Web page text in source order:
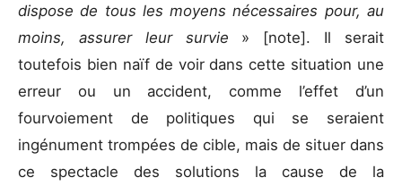
dispose de tous les moyens nécessaires pour, au
moins, assurer leur survie » [note]. Il serait
toutefois bien naïf de voir dans cette situation une
erreur ou un accident, comme l’effet d’un
fourvoiement de politiques qui se seraient
ingénument trompées de cible, mais de situer dans
ce spectacle des solutions la cause de la